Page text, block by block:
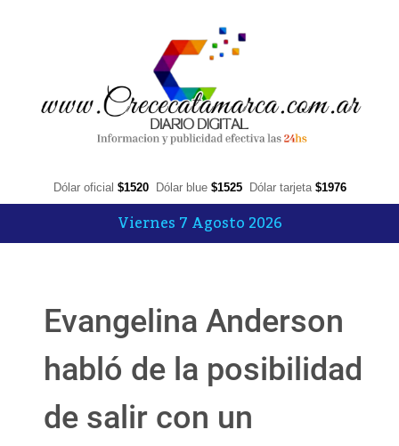
Dólar oficial $1520 Dólar blue $1525 Dólar tarjeta $1976
Viernes 7 Agosto 2026
Evangelina Anderson
habló de la posibilidad
de salir con un